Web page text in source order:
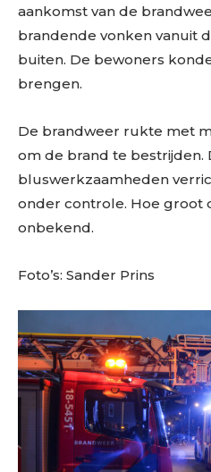
aankomst van de
brandende vonken vanuit
buiten. De bewoners
brengen.
De brandweer rukte met
om de brand te bestrijden.
bluswerkzaamheden
onder controle. Hoe groot
onbekend.
Foto’s: Sander Prins